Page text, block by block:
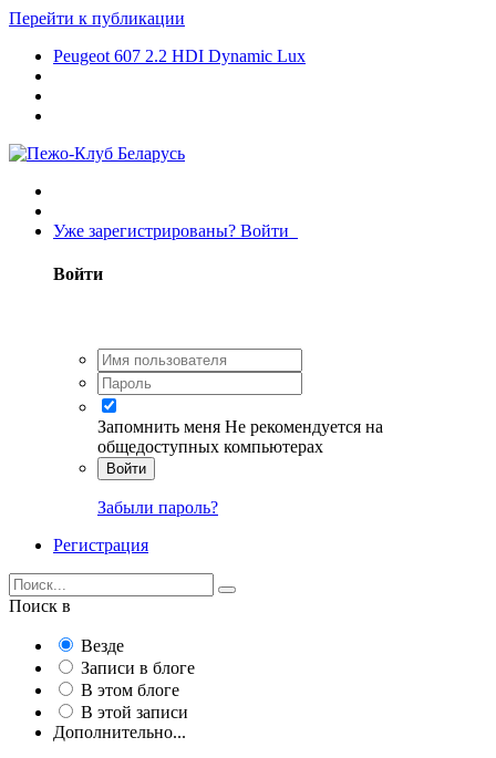
Перейти к публикации
Peugeot 607 2.2 HDI Dynamic Lux
Уже зарегистрированы? Войти
Войти
Запомнить меня Не рекомендуется на
общедоступных компьютерах
Войти
Забыли пароль?
Регистрация
Поиск в
Везде
Записи в блоге
В этом блоге
В этой записи
Дополнительно...